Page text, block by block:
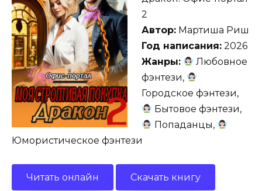
2
Автор: Мартиша Риш
Год написания: 2026
Жанры:
Любовное
фэнтези,
Городское фэнтези,
Бытовое фэнтези,
Попаданцы,
Юмористическое фэнтези
Читать онлайн Скачать книгу